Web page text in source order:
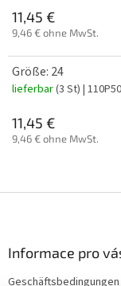
11,45 €
9,46 € ohne MwSt.
Größe: 24
lieferbar(3 St) |
11,45 €
9,46 € ohne MwSt.
Informace pro
Geschäftsbedingungen